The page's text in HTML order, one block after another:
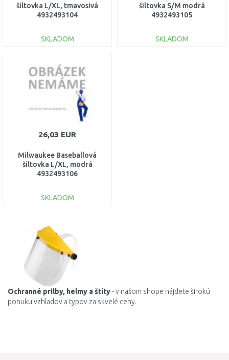
šiltovka L/XL, tmavosivá
4932493104
SKLADOM
Porovnať
šiltovka S/M modrá
4932493105
SKLADOM
26,03 EUR
Milwaukee Baseballová
šiltovka L/XL, modrá
4932493106
SKLADOM
Porovnať
Ochranné prilby, helmy aštíty- v našom shope nájdete širokú
ponuku vzhladov a typov za skvelé ceny.